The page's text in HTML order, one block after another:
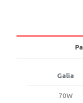
Galia
70W